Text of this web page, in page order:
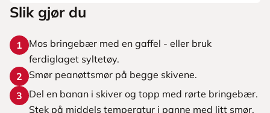
Slik gjør du
1
Mos bringebær med en gaffel - eller bruk
ferdiglaget syltetøy.
2
Smør peanøttsmør på begge skivene.
3
Del en banan i skiver og topp med rørte bringebær.
Stek på middels temperatur i panne med litt smør.